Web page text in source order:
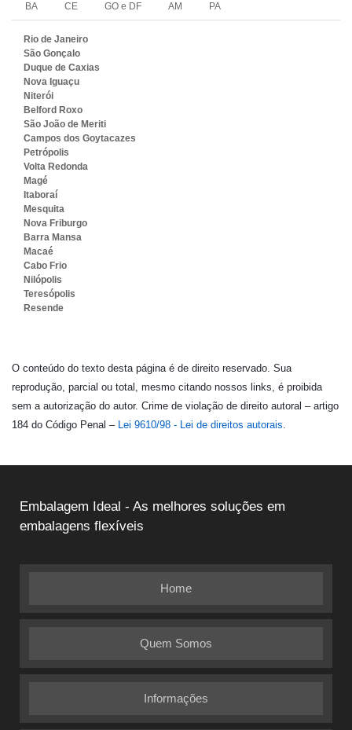
BA CE GO e DF AM PA
Rio de Janeiro
São Gonçalo
Duque de Caxias
Nova Iguaçu
Niterói
Belford Roxo
São João de Meriti
Campos dos Goytacazes
Petrópolis
Volta Redonda
Magé
Itaboraí
Mesquita
Nova Friburgo
Barra Mansa
Macaé
Cabo Frio
Nilópolis
Teresópolis
Resende
O conteúdo do texto desta página é de direito reservado. Sua
reprodução, parcial ou total, mesmo citando nossos links, é proibida
sem a autorização do autor. Crime de violação de direito autoral – artigo
184 do Código Penal – Lei 9610/98 - Lei de direitos autorais.
Embalagem Ideal - As melhores soluções em
embalagens flexíveis
Home
Quem Somos
Informações